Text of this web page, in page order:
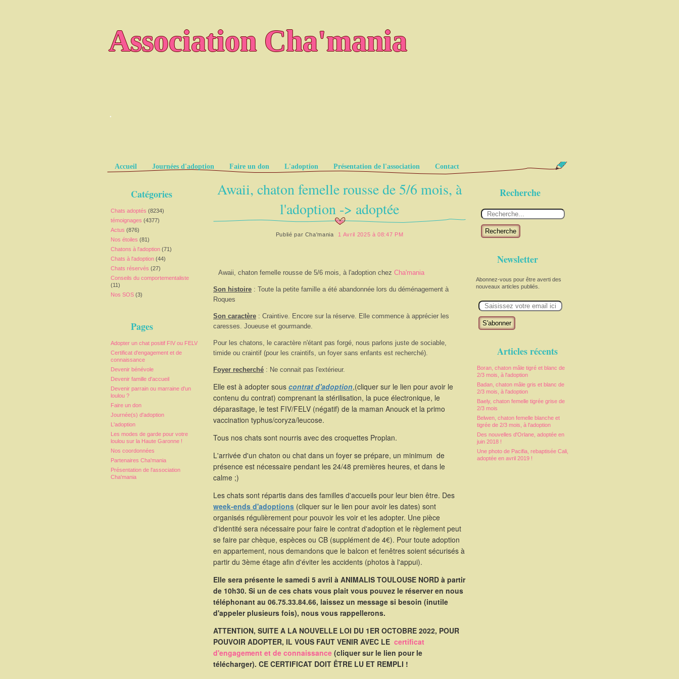
Association Cha'mania
.
Pages
Accueil Journées d'adoption Faire un don L'adoption Présentation de l'association Contact
Catégories
Chats adoptés (8234)
témoignages (4377)
Actus (876)
Nos étoiles (81)
Chatons à l'adoption (71)
Chats à l'adoption (44)
Chats réservés (27)
Conseils du comportementaliste
(11)
Nos SOS (3)
Pages
Adopter un chat positif FIV ou FELV
Certificat d'engagement et de
connaissance
Devenir bénévole
Devenir famille d'accueil
Devenir parrain ou marraine d'un
loulou ?
Faire un don
Journée(s) d'adoption
L'adoption
Les modes de garde pour votre
loulou sur la Haute Garonne !
Nos coordonnées
Partenaires Cha'mania
Présentation de l'association
Cha'mania
Recherche
Recherche
Newsletter
Abonnez-vous pour être averti des
nouveaux articles publiés.
m
Articles récents
Boran, chaton mâle tigré et blanc de
2/3 mois, à l'adoption
Badan, chaton mâle gris et blanc de
2/3 mois, à l'adoption
Baely, chaton femelle tigrée grise de
2/3 mois
Belwen, chaton femelle blanche et
tigrée de 2/3 mois, à l'adoption
Des nouvelles d'Orlane, adoptée en
juin 2018 !
Une photo de Pacifia, rebaptisée Cali,
adoptée en avril 2019 !
Awaii, chaton femelle rousse de 5/6 mois, à
l'adoption -> adoptée
Publié par Cha'mania 1 Avril 2025 à 08:47 PM
Awaii, chaton femelle rousse de 5/6 mois, à l'adoption chez Cha'mania
Son histoire : Toute la petite famille a été abandonnée lors du déménagement à
Roques
Son caractère : Craintive. Encore sur la réserve. Elle commence à apprécier les
caresses. Joueuse et gourmande.
Pour les chatons, le caractère n'étant pas forgé, nous parlons juste de sociable,
timide ou craintif (pour les craintifs, un foyer sans enfants est recherché).
Foyer recherché : Ne connait pas l'extérieur.
Elle est à adopter sous contrat d'adoption,(cliquer sur le lien pour avoir le
contenu du contrat) comprenant la stérilisation, la puce électronique, le
déparasitage, le test FIV/FELV (négatif) de la maman Anouck et la primo
vaccination typhus/coryza/leucose.
Tous nos chats sont nourris avec des croquettes Proplan.
L'arrivée d'un chaton ou chat dans un foyer se prépare, un minimum de
présence est nécessaire pendant les 24/48 premières heures, et dans le
calme ;)
Les chats sont répartis dans des familles d'accueils pour leur bien être. Des
week-ends d'adoptions (cliquer sur le lien pour avoir les dates) sont
organisés régulièrement pour pouvoir les voir et les adopter. Une pièce
d'identité sera nécessaire pour faire le contrat d'adoption et le règlement peut
se faire par chèque, espèces ou CB (supplément de 4€). Pour toute adoption
en appartement, nous demandons que le balcon et fenêtres soient sécurisés à
partir du 3ème étage afin d'éviter les accidents (photos à l'appui).
Elle sera présente le samedi 5 avril à ANIMALIS TOULOUSE NORD à partir
de 10h30. Si un de ces chats vous plait vous pouvez le réserver en nous
téléphonant au 06.75.33.84.66, laissez un message si besoin (inutile
d'appeler plusieurs fois), nous vous rappellerons.
ATTENTION, SUITE A LA NOUVELLE LOI DU 1ER OCTOBRE 2022, POUR
POUVOIR ADOPTER, IL VOUS FAUT VENIR AVEC LE certificat
d'engagement et de connaissance (cliquer sur le lien pour le
télécharger). CE CERTIFICAT DOIT ÊTRE LU ET REMPLI !